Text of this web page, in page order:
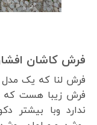
فرش کاشان
فرش لنا که یک
فرش زیبا هست که
ندارد وبا بیشتر